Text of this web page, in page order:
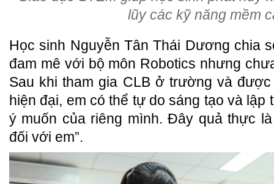
lũy các kỹ năng mềm
Học sinh Nguyễn Tân Thái Dương chia
đam mê với bộ môn Robotics nhưng
Sau khi tham gia CLB ở trường và
hiện đại, em có thể tự do sáng tạo và lập
ý muốn của riêng mình. Đây quả thực
đối với em”.